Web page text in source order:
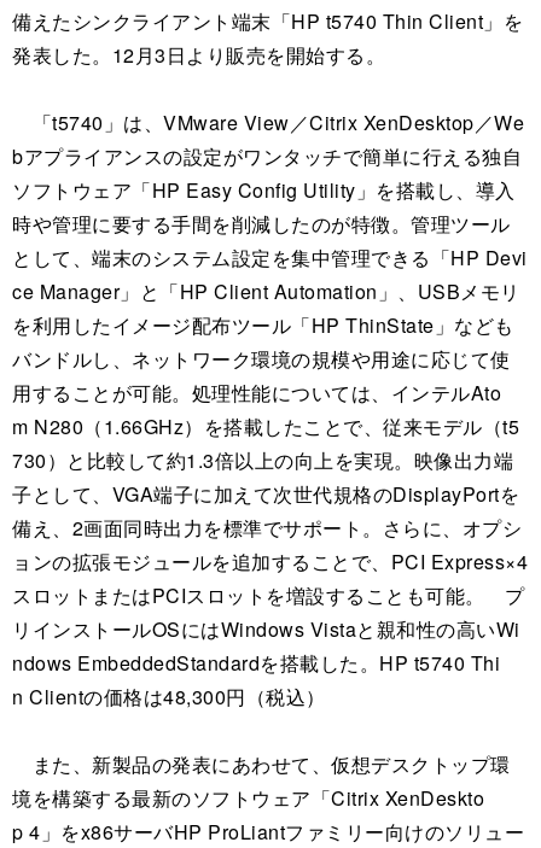
備えたシンクライアント端末「HP t5740 Thin Client」を
発表した。12月3日より販売を開始する。
「t5740」は、VMware View／Citrix XenDesktop／We
bアプライアンスの設定がワンタッチで簡単に行える独自
ソフトウェア「HP Easy Config Utility」を搭載し、導入
時や管理に要する手間を削減したのが特徴。管理ツール
として、端末のシステム設定を集中管理できる「HP Devi
ce Manager」と「HP Client Automation」、USBメモリ
を利用したイメージ配布ツール「HP ThinState」なども
バンドルし、ネットワーク環境の規模や用途に応じて使
用することが可能。処理性能については、インテルAto
m N280（1.66GHz）を搭載したことで、従来モデル（t5
730）と比較して約1.3倍以上の向上を実現。映像出力端
子として、VGA端子に加えて次世代規格のDisplayPortを
備え、2画面同時出力を標準でサポート。さらに、オプシ
ョンの拡張モジュールを追加することで、PCI Express×4
スロットまたはPCIスロットを増設することも可能。 プ
リインストールOSにはWindows Vistaと親和性の高いWi
ndows EmbeddedStandardを搭載した。HP t5740 Thi
n Clientの価格は48,300円（税込）
また、新製品の発表にあわせて、仮想デスクトップ環
境を構築する最新のソフトウェア「Citrix XenDeskto
p 4」をx86サーバHP ProLiantファミリー向けのソリュー